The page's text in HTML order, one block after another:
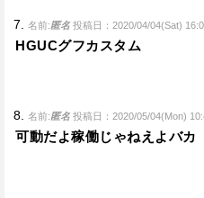
7. 名前:匿名 投稿日：2020/04/04(Sat)
HGUCグフカスタム
8. 名前:匿名 投稿日：2020/05/04(Mon)
可動だよ稼働じゃねえよバカ